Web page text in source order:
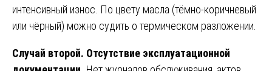
интенсивный износ. По цвету масла (тёмно-коричневый
или чёрный) можно судить о термическом разложении.
Случай второй. Отсутствие эксплуатационной